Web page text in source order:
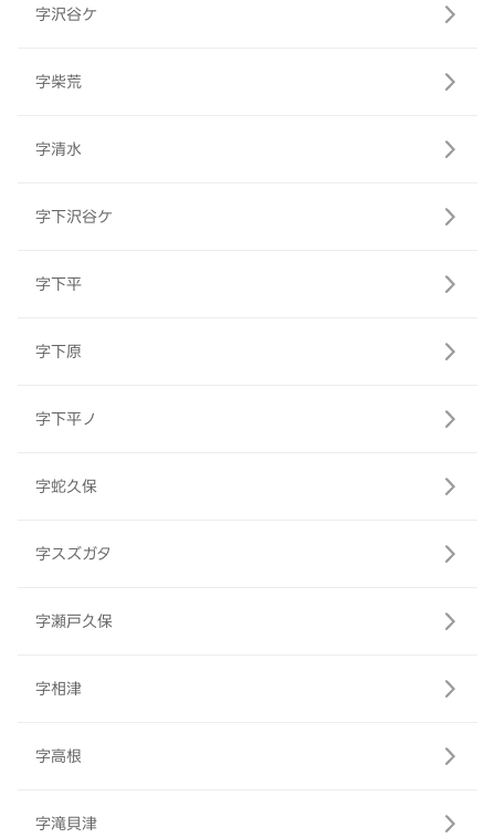
字沢谷ケ
字柴荒
字清水
字下沢谷ケ
字下平
字下原
字下平ノ
字蛇久保
字スズガタ
字瀬戸久保
字相津
字高根
字滝貝津